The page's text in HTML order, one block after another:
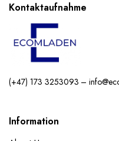
Kontaktaufnahme
(+47) 173 3253093 –
Information